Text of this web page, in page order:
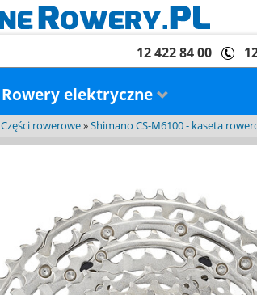
12 422 84 00
Rowery elektryczne
Części rowerowe»Shimano CS-M6100 - kaseta